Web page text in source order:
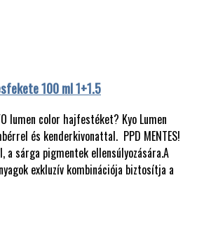
100 ml 1+1.5
lumen color hajfestéket? Kyo Lumen
és kenderkivonattal. PPD MENTES!
a sárga pigmentek ellensúlyozására.A
exkluzív kombinációja biztosítja a